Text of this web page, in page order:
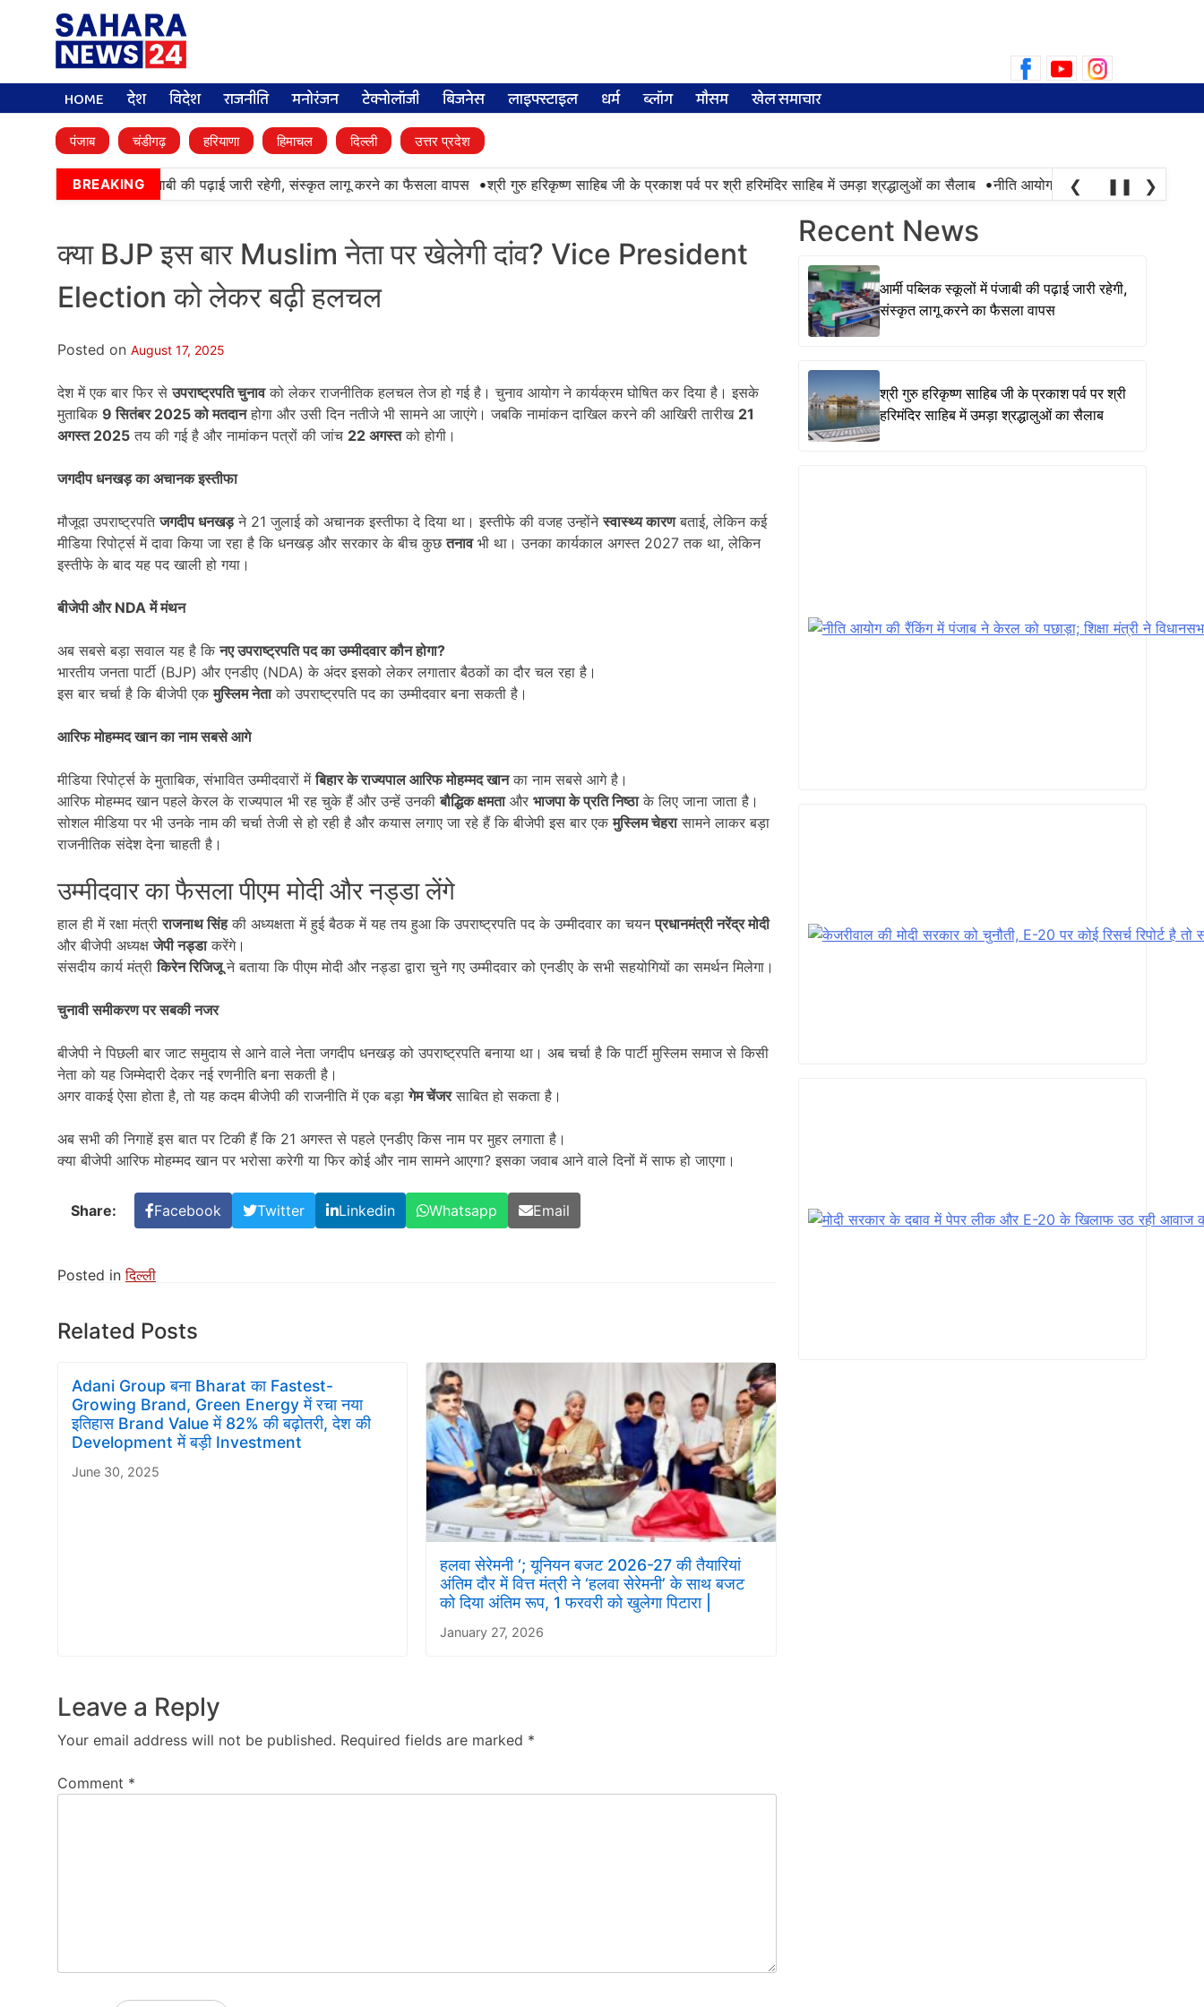
for:
HOME देश विदेश राजनीति मनोरंजन टेक्नोलॉजी बिजनेस लाइफ्स्टाइल धर्म ब्लॉग मौसम खेल समाचार
पंजाब चंडीगढ़ हरियाणा हिमाचल दिल्ली उत्तर प्रदेश
BREAKING
आर्मी पब्लिक स्कूलों में पंजाबी की पढ़ाई जारी रहेगी, संस्कृत लागू करने का फैसला वापस • श्री गुरु हरिकृष्ण साहिब जी के प्रकाश पर्व पर श्री हरिमंदिर साहिब में उमड़ा श्रद्धालुओं का सैलाब • नीति आयोग की रैंकिंग में पंजाब ने केरल को
❮ ❚❚ ❯
क्या BJP इस बार Muslim नेता पर खेलेगी दांव? Vice President
Election को लेकर बढ़ी हलचल
Posted on August 17, 2025
देश में एक बार फिर सेउपराष्ट्रपति चुनावको लेकर राजनीतिक हलचल तेज हो गई है। चुनाव आयोग ने कार्यक्रम घोषित कर दिया है। इसके
मुताबिक 9सितंबर 2025को मतदानहोगा और उसी दिन नतीजे भी सामने आ जाएंगे। जबकि नामांकन दाखिल करने की आखिरी तारीख 21
अगस्त 2025 तय की गई है और नामांकन पत्रों की जांच 22 अगस्तको होगी।
जगदीप धनखड़ का अचानक इस्तीफा
मौजूदा उपराष्ट्रपतिजगदीप धनखड़ने 21 जुलाई को अचानक इस्तीफा दे दिया था। इस्तीफे की वजह उन्होंनेस्वास्थ्य कारणबताई, लेकिन कई
मीडिया रिपोर्ट्स में दावा किया जा रहा है कि धनखड़ और सरकार के बीच कुछतनावभी था। उनका कार्यकाल अगस्त 2027 तक था, लेकिन
इस्तीफे के बाद यह पद खाली हो गया।
बीजेपी और NDAमें मंथन
अब सबसे बड़ा सवाल यह है किनए उपराष्ट्रपति पद का उम्मीदवार कौन होगा?
भारतीय जनता पार्टी (BJP) और एनडीए (NDA) के अंदर इसको लेकर लगातार बैठकों का दौर चल रहा है।
इस बार चर्चा है कि बीजेपी एकमुस्लिम नेताको उपराष्ट्रपति पद का उम्मीदवार बना सकती है।
आरिफ मोहम्मद खान का नाम सबसे आगे
मीडिया रिपोर्ट्स के मुताबिक, संभावित उम्मीदवारों मेंबिहार के राज्यपाल आरिफ मोहम्मद खानका नाम सबसे आगे है।
आरिफ मोहम्मद खान पहले केरल के राज्यपाल भी रह चुके हैं और उन्हें उनकीबौद्धिक क्षमताऔर भाजपा के प्रति निष्ठाके लिए जाना जाता है।
सोशल मीडिया पर भी उनके नाम की चर्चा तेजी से हो रही है और कयास लगाए जा रहे हैं कि बीजेपी इस बार एकमुस्लिम चेहरासामने लाकर बड़ा
राजनीतिक संदेश देना चाहती है।
उम्मीदवार का फैसला पीएम मोदी और नड्डा लेंगे
हाल ही में रक्षा मंत्रीराजनाथ सिंहकी अध्यक्षता में हुई बैठक में यह तय हुआ कि उपराष्ट्रपति पद के उम्मीदवार का चयनप्रधानमंत्री नरेंद्र मोदी
और बीजेपी अध्यक्षजेपी नड्डाकरेंगे।
संसदीय कार्य मंत्रीकिरेन रिजिजूने बताया कि पीएम मोदी और नड्डा द्वारा चुने गए उम्मीदवार को एनडीए के सभी सहयोगियों का समर्थन मिलेगा।
चुनावी समीकरण पर सबकी नजर
बीजेपी ने पिछली बार जाट समुदाय से आने वाले नेता जगदीप धनखड़ को उपराष्ट्रपति बनाया था। अब चर्चा है कि पार्टी मुस्लिम समाज से किसी
नेता को यह जिम्मेदारी देकर नई रणनीति बना सकती है।
अगर वाकई ऐसा होता है, तो यह कदम बीजेपी की राजनीति में एक बड़ागेम चेंजरसाबित हो सकता है।
अब सभी की निगाहें इस बात पर टिकी हैं कि 21 अगस्त से पहले एनडीए किस नाम पर मुहर लगाता है।
क्या बीजेपी आरिफ मोहम्मद खान पर भरोसा करेगी या फिर कोई और नाम सामने आएगा? इसका जवाब आने वाले दिनों में साफ हो जाएगा।
Share: Facebook Twitter Linkedin Whatsapp Email
Posted inदिल्ली
Related Posts
Adani Group बना Bharat का Fastest-
Growing Brand, Green Energy में रचा नया
इतिहास Brand Value में 82% की बढ़ोतरी, देश की
Development में बड़ी Investment
June 30, 2025
हलवा सेरेमनी ‘; यूनियन बजट 2026-27 की तैयारियां
अंतिम दौर में वित्त मंत्री ने ‘हलवा सेरेमनी’ के साथ बजट
को दिया अंतिम रूप, 1 फरवरी को खुलेगा पिटारा |
January 27, 2026
Leave a Reply
Your email address will not be published. Required fields are marked *
Comment *
Recent News
आर्मी पब्लिक स्कूलों में पंजाबी की पढ़ाई जारी रहेगी,
संस्कृत लागू करने का फैसला वापस
श्री गुरु हरिकृष्ण साहिब जी के प्रकाश पर्व पर श्री
हरिमंदिर साहिब में उमड़ा श्रद्धालुओं का सैलाब